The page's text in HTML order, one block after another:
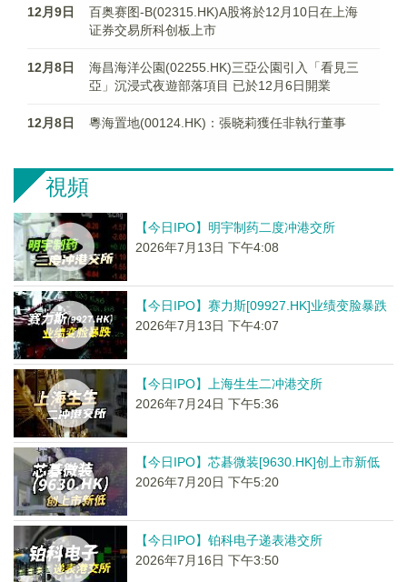
12月9日
百奥赛图-B(02315.HK)A股将於12月10日在上海
证券交易所科创板上市
12月8日
海昌海洋公園(02255.HK)三亞公園引入「看見三
亞」沉浸式夜遊部落項目 已於12月6日開業
12月8日 粵海置地(00124.HK)：張晓莉獲任非執行董事
視頻
【今日IPO】明宇制药二度冲港交所
2026年7月13日 下午4:08
【今日IPO】赛力斯[09927.HK]业绩变脸暴跌
2026年7月13日 下午4:07
【今日IPO】上海生生二冲港交所
2026年7月24日 下午5:36
【今日IPO】芯碁微装[9630.HK]创上市新低
2026年7月20日 下午5:20
【今日IPO】铂科电子递表港交所
2026年7月16日 下午3:50